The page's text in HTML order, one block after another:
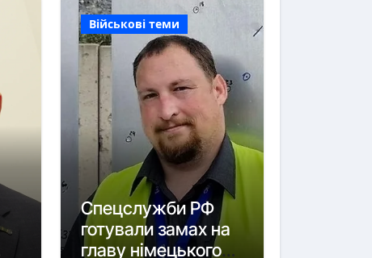
Військові теми
Спецслужби РФ
готували замах на
главу німецького